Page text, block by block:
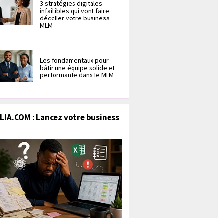
3 stratégies digitales
infaillibles qui vont faire
décoller votre business
MLM
Les fondamentaux pour
bâtir une équipe solide et
performante dans le MLM
: Lancez votre business